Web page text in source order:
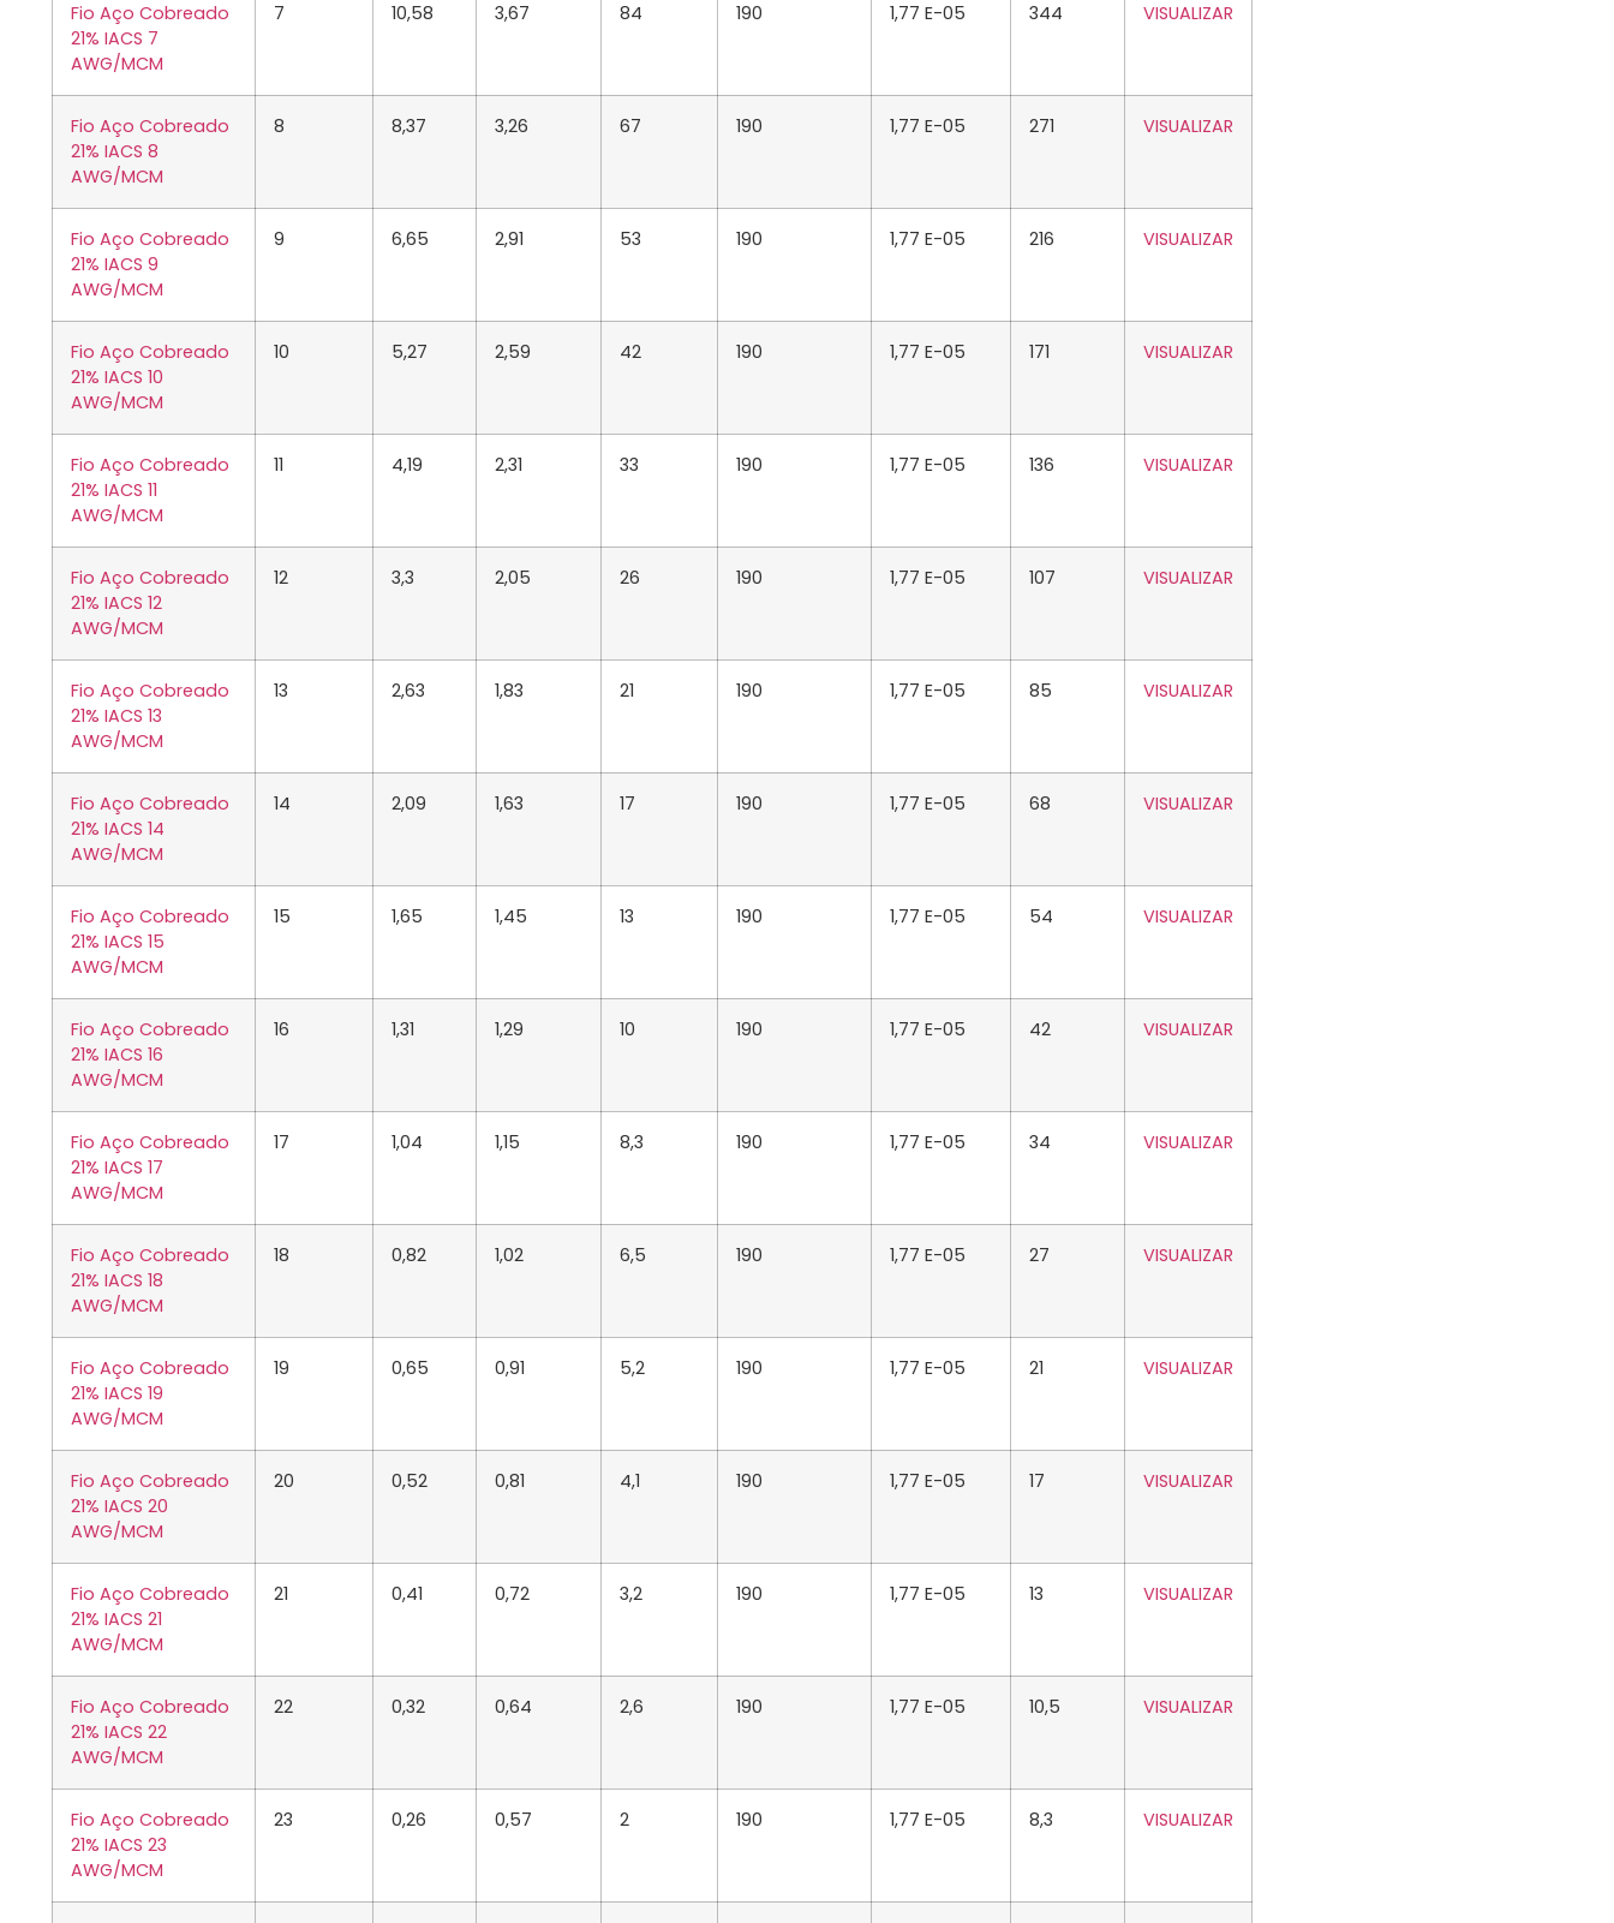
Fio Aço Cobreado
21% IACS 7
AWG/MCM
7 10,58 3,67 84 190 1,77 E-05 344 VISUALIZAR
Fio Aço Cobreado
21% IACS 8
AWG/MCM
8 8,37 3,26 67 190 1,77 E-05 271 VISUALIZAR
Fio Aço Cobreado
21% IACS 9
AWG/MCM
9 6,65 2,91 53 190 1,77 E-05 216 VISUALIZAR
Fio Aço Cobreado
21% IACS 10
AWG/MCM
10 5,27 2,59 42 190 1,77 E-05 171 VISUALIZAR
Fio Aço Cobreado
21% IACS 11
AWG/MCM
11 4,19 2,31 33 190 1,77 E-05 136 VISUALIZAR
Fio Aço Cobreado
21% IACS 12
AWG/MCM
12 3,3 2,05 26 190 1,77 E-05 107 VISUALIZAR
Fio Aço Cobreado
21% IACS 13
AWG/MCM
13 2,63 1,83 21 190 1,77 E-05 85 VISUALIZAR
Fio Aço Cobreado
21% IACS 14
AWG/MCM
14 2,09 1,63 17 190 1,77 E-05 68 VISUALIZAR
Fio Aço Cobreado
21% IACS 15
AWG/MCM
15 1,65 1,45 13 190 1,77 E-05 54 VISUALIZAR
Fio Aço Cobreado
21% IACS 16
AWG/MCM
16 1,31 1,29 10 190 1,77 E-05 42 VISUALIZAR
Fio Aço Cobreado
21% IACS 17
AWG/MCM
17 1,04 1,15 8,3 190 1,77 E-05 34 VISUALIZAR
Fio Aço Cobreado
21% IACS 18
AWG/MCM
18 0,82 1,02 6,5 190 1,77 E-05 27 VISUALIZAR
Fio Aço Cobreado
21% IACS 19
AWG/MCM
19 0,65 0,91 5,2 190 1,77 E-05 21 VISUALIZAR
Fio Aço Cobreado
21% IACS 20
AWG/MCM
20 0,52 0,81 4,1 190 1,77 E-05 17 VISUALIZAR
Fio Aço Cobreado
21% IACS 21
AWG/MCM
21 0,41 0,72 3,2 190 1,77 E-05 13 VISUALIZAR
Fio Aço Cobreado
21% IACS 22
AWG/MCM
22 0,32 0,64 2,6 190 1,77 E-05 10,5 VISUALIZAR
Fio Aço Cobreado
21% IACS 23
AWG/MCM
23 0,26 0,57 2 190 1,77 E-05 8,3 VISUALIZAR